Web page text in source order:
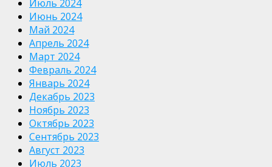
Июль 2024
Июнь 2024
Май 2024
Апрель 2024
Март 2024
Февраль 2024
Январь 2024
Декабрь 2023
Ноябрь 2023
Октябрь 2023
Сентябрь 2023
Август 2023
Июль 2023